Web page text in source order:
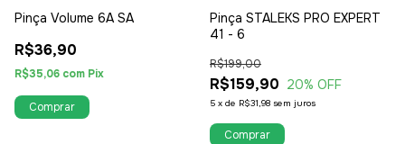
Pinça Volume 6A SA
R$36,90
R$35,06 com Pix
Pinça STALEKS PRO EXPERT
41 - 6
R$159,90
R$199,00
20% OFF
5 x de R$31,98 sem juros